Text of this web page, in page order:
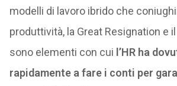
modelli di lavoro ibrido che
produttività, la Great Resignation e
sono elementi con cui l’HR ha
rapidamente a fare i conti per